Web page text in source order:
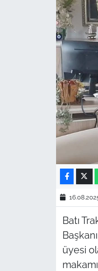
Batı
Başkanı
üyesi
TARIM VE
KÜLTÜR SANAT
RESMİ İLAN
EDİRNE
TEKİRDAĞ
KIRKLARELİ
ÇANAKKALE
TÜRKİYE